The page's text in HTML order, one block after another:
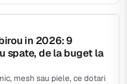
in 2026: 9
spate, de la buget la
mesh sau piele, ce dotari